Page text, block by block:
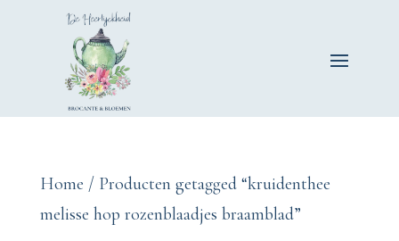
Home / Producten getagged “kruidenthee
melisse hop rozenblaadjes braamblad”